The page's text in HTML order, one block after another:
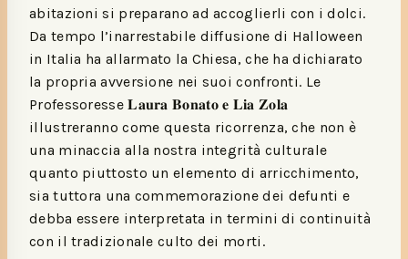
abitazioni si preparano ad accoglierli con i dolci.
Da tempo l’inarrestabile diffusione di Halloween
in Italia ha allarmato la Chiesa, che ha dichiarato
la propria avversione nei suoi confronti. Le
Professoresse 𝐋𝐚𝐮𝐫𝐚 𝐁𝐨𝐧𝐚𝐭𝐨 𝐞 𝐋𝐢𝐚 𝐙𝐨𝐥𝐚
illustreranno come questa ricorrenza, che non è
una minaccia alla nostra integrità culturale
quanto piuttosto un elemento di arricchimento,
sia tuttora una commemorazione dei defunti e
debba essere interpretata in termini di continuità
con il tradizionale culto dei morti.